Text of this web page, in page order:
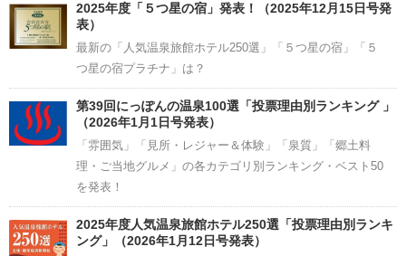
2025年度「５つ星の宿」発表！（2025年12月15日号発
表）
最新の「人気温泉旅館ホテル250選」「５つ星の宿」「５
つ星の宿プラチナ」は？
第39回にっぽんの温泉100選「投票理由別ランキング 」
（2026年1月1日号発表）
「雰囲気」「見所・レジャー＆体験」「泉質」「郷土料
理・ご当地グルメ」の各カテゴリ別ランキング・ベスト50
を発表！
2025年度人気温泉旅館ホテル250選「投票理由別ランキ
ング」（2026年1月12日号発表）